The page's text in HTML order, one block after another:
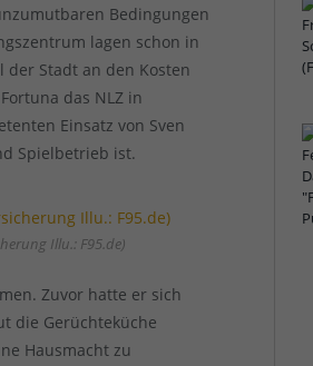
Bedingungen
lagen schon in
Stadt an den Kosten
das NLZ in
Einsatz von Sven
Spielbetrieb ist.
Illu.: F95.de)
Zuvor hatte er sich
die Gerüchteküche
Hausmacht zu